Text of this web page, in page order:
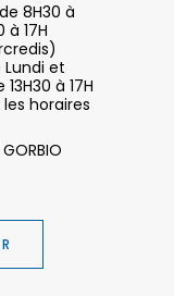
8H30 à
à 17H
et
à 17H
horaires